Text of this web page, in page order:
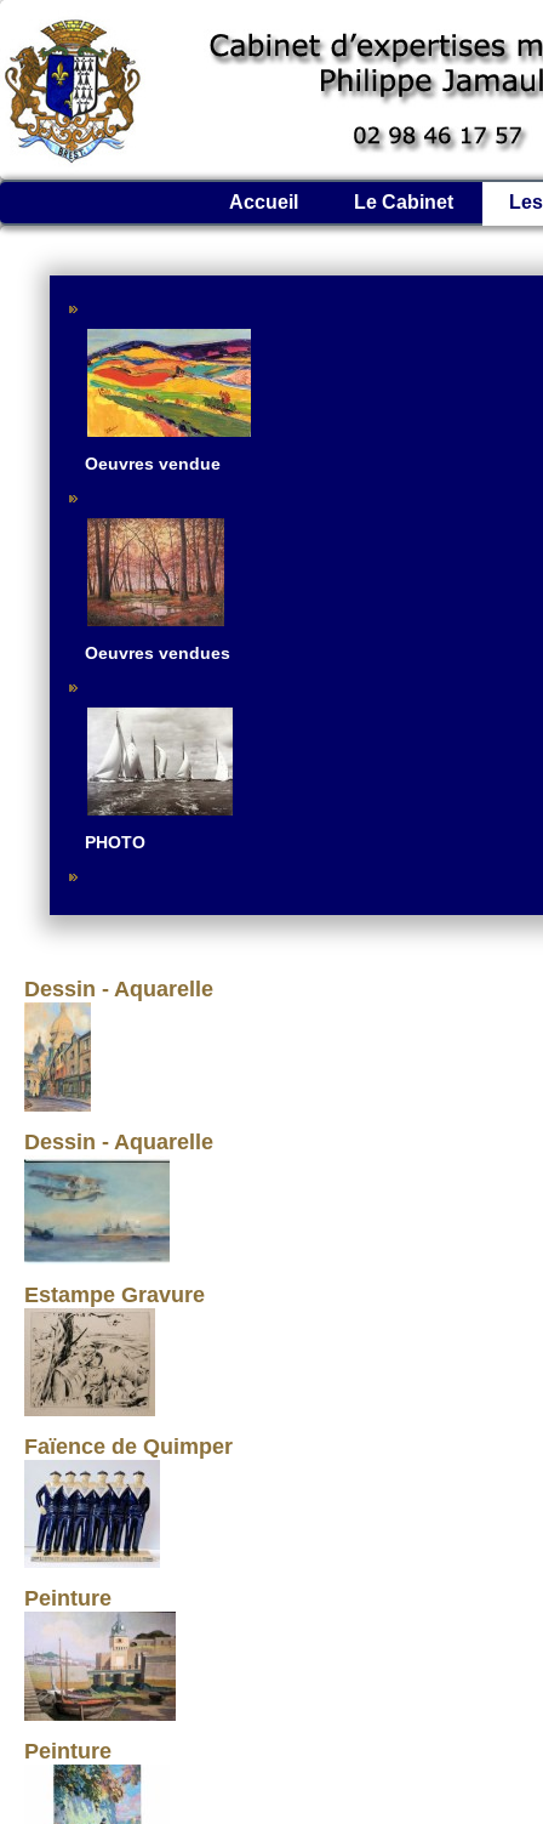
Accueil Le Cabinet
Oeuvres vendue
Oeuvres vendues
PHOTO
Dessin - Aquarelle
Dessin - Aquarelle
Estampe Gravure
Faïence de Quimper
Peinture
Peinture